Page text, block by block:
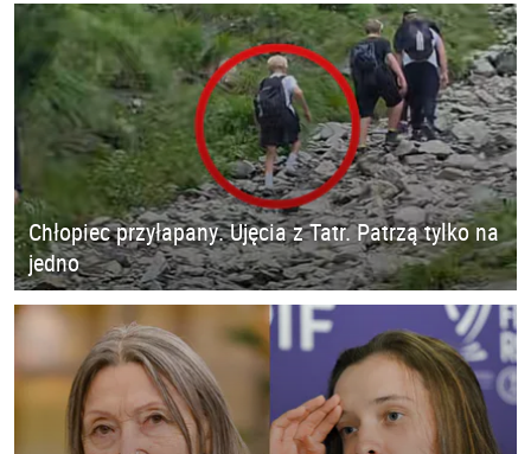
Chłopiec przyłapany. Ujęcia z Tatr. Patrzą tylko na
jedno